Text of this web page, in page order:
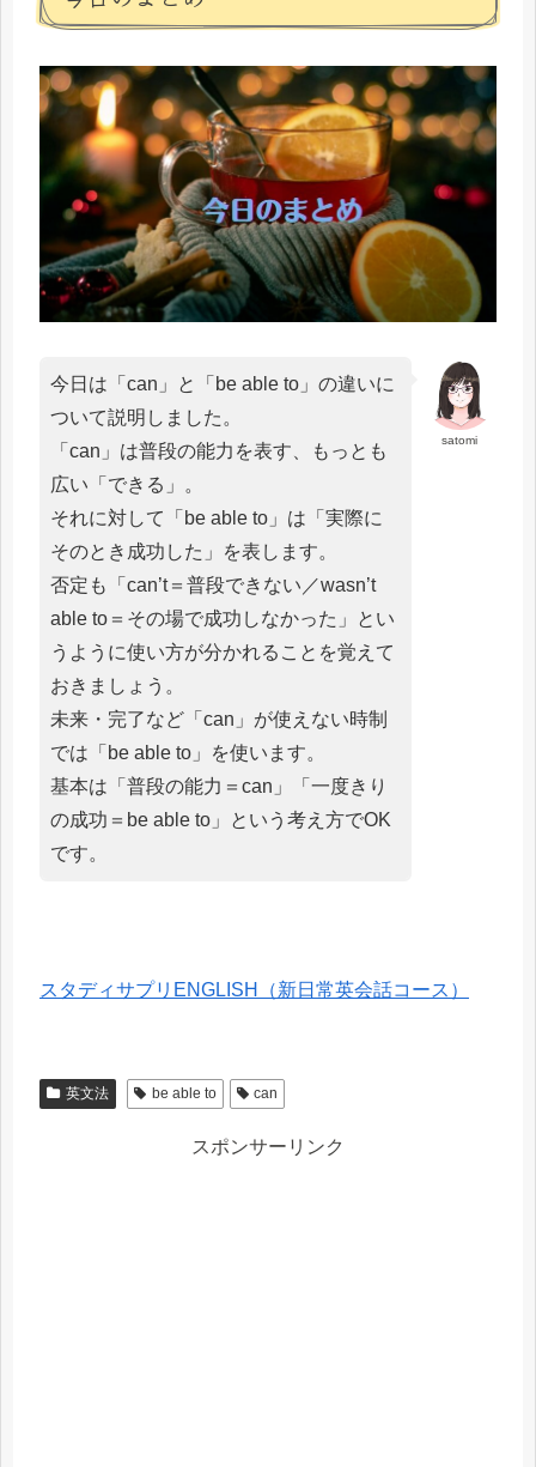
satomi
今日は「can」と「be able to」の違いに
ついて説明しました。
「can」は普段の能力を表す、もっとも
広い「できる」。
それに対して「be able to」は「実際に
そのとき成功した」を表します。
否定も「can’t＝普段できない／wasn’t
able to＝その場で成功しなかった」とい
うように使い方が分かれることを覚えて
おきましょう。
未来・完了など「can」が使えない時制
では「be able to」を使います。
基本は「普段の能力＝can」「一度きり
の成功＝be able to」という考え方でOK
です。
スタディサプリENGLISH（新日常英会話コース）
英文法 be able to can
スポンサーリンク